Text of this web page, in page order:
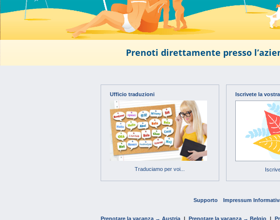
Prenoti direttamente presso
Ufficio traduzioni
Traduciamo per voi...
Iscrivete la
Supporto Impressum
Prenotare la vacanza → Austria | Prenotare la vacanza → Belgio |